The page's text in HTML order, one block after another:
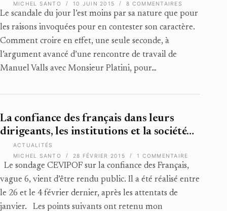
Le scandale du jour l’est moins par sa nature que pour
les raisons invoquées pour en contester son caractère.
Comment croire en effet, une seule seconde, à
l’argument avancé d’une rencontre de travail de
Manuel Valls avec Monsieur Platini, pour…
MICHEL SANTO 10 JUIN 2015 8 COMMENTAIRES
ACTUALITÉS
La confiance des français dans leurs
dirigeants, les institutions et la société…
Le sondage CEVIPOF sur la confiance des Français,
vague 6, vient d’être rendu public. Il a été réalisé entre
le 26 et le 4 février dernier, après les attentats de
janvier. Les points suivants ont retenu mon
MICHEL SANTO 28 FÉVRIER 2015 1 COMMENTAIRE